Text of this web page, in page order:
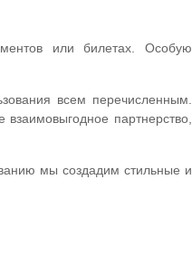
или билетах. Особую
всем перечисленным.
партнерство,
мы создадим стильные и